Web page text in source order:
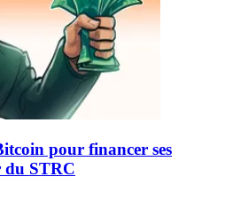
pour financer ses
du STRC